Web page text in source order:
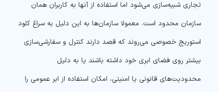
تجاری شبیه‌سازی می‌شود اما استفاده از آنها به کاربران همان
سازمان محدود است. معمولا سازمان‌ها به این دلیل به سراغ کلود
استوریج خصوصی می‌روند که قصد دارند کنترل و سفارشی‌سازی
بیشتر روی فضای ابری خود داشته باشند یا به دلیل
محدودیت‌های قانونی یا امنیتی، امکان استفاده از ابر عمومی را